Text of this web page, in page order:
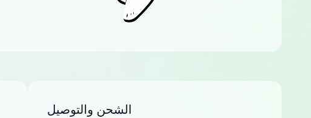
الشحن والتوصيل